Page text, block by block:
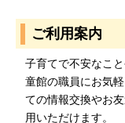
ご利用案内
子育てで不安なこ
童館の職員にお気
ての情報交換やお
用いただけます。